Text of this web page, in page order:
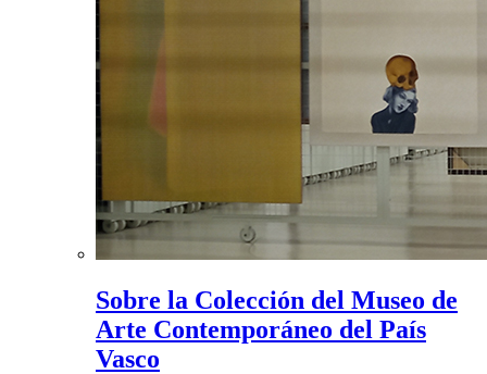
Sobre la Colección del Museo de
Arte Contemporáneo del País
Vasco